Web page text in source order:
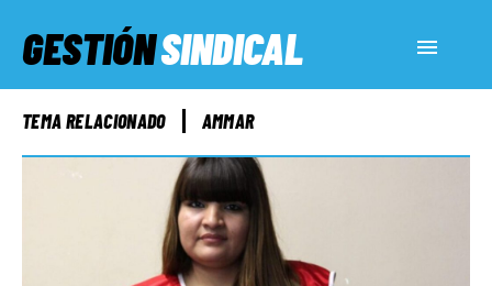
GESTIÓNSINDICAL
ACTUALIDAD
SERVICIOS SOCIALES
INFORMES ESPECIALES
TEMA RELACIONADO AMMAR